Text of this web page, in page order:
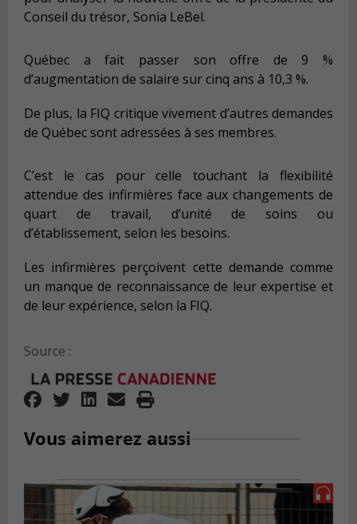
Conseil du trésor, Sonia LeBel.
Québec a fait passer son offre de 9 %
d’augmentation de salaire sur cinq ans à 10,3 %.
De plus, la FIQ critique vivement d’autres demandes
de Québec sont adressées à ses membres.
C’est le cas pour celle touchant la flexibilité
attendue des infirmières face aux changements de
quart de travail, d’unité de soins ou
d’établissement, selon les besoins.
Les infirmières perçoivent cette demande comme
un manque de reconnaissance de leur expertise et
de leur expérience, selon la FIQ.
Source :
Vous aimerez aussi